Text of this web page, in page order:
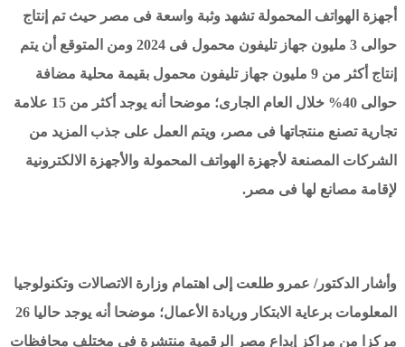
أجهزة الهواتف المحمولة تشهد وثبة واسعة فى مصر حيث تم إنتاج
حوالى 3 مليون جهاز تليفون محمول فى 2024 ومن المتوقع أن يتم
إنتاج أكثر من 9 مليون جهاز تليفون محمول بقيمة محلية مضافة
حوالى 40% خلال العام الجارى؛ موضحا أنه يوجد أكثر من 15 علامة
تجارية تصنع منتجاتها فى مصر، ويتم العمل على جذب المزيد من
الشركات المصنعة لأجهزة الهواتف المحمولة والأجهزة الالكترونية
لإقامة مصانع لها فى مصر.
وأشار الدكتور/ عمرو طلعت إلى اهتمام وزارة الاتصالات وتكنولوجيا
المعلومات برعاية الابتكار وريادة الأعمال؛ موضحا أنه يوجد حاليا 26
مركزا من مراكز إبداع مصر الرقمية منتشرة فى مختلف محافظات